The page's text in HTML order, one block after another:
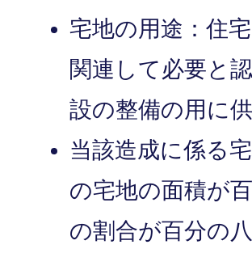
宅地の用途：住
関連して必要と
設の整備の用に
当該造成に係る
の宅地の面積が
の割合が百分の